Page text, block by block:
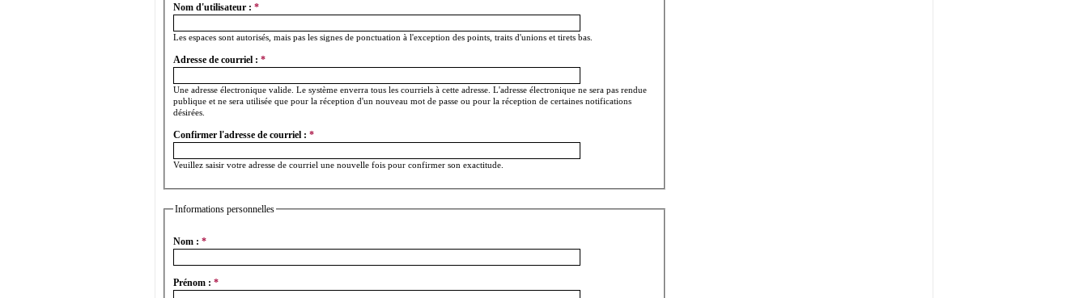
Nom d'utilisateur : *
Les espaces sont autorisés, mais pas les signes de ponctuation à l'exception des points, traits d'unions et tirets bas.
Adresse de courriel : *
Une adresse électronique valide. Le système enverra tous les courriels à cette adresse. L'adresse électronique ne sera pas rendue
publique et ne sera utilisée que pour la réception d'un nouveau mot de passe ou pour la réception de certaines notifications
désirées.
Confirmer l'adresse de courriel : *
Veuillez saisir votre adresse de courriel une nouvelle fois pour confirmer son exactitude.
Informations personnelles
Nom : *
Prénom : *